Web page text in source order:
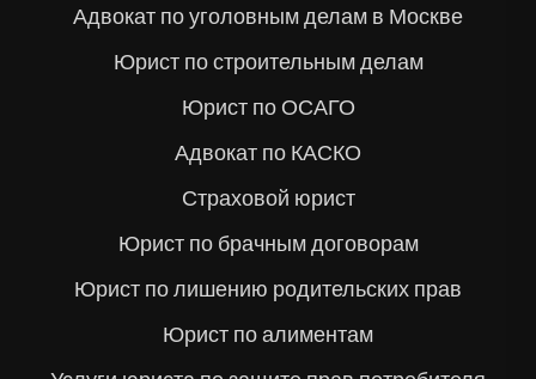
Адвокат по уголовным делам в Москве
Юрист по строительным делам
Юрист по ОСАГО
Адвокат по КАСКО
Страховой юрист
Юрист по брачным договорам
Юрист по лишению родительских прав
Юрист по алиментам